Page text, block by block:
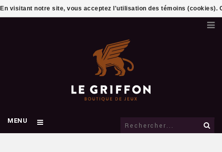
MENU
En visitant notre site, vous acceptez l'utilisation des témoins